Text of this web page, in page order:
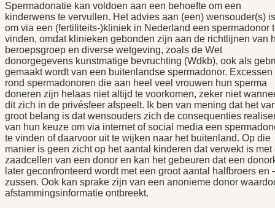
Spermadonatie kan voldoen aan een behoefte om een
kinderwens te vervullen. Het advies aan (een) wensouder(s) is
om via een (fertiliteits-)kliniek in Nederland een spermadonor
vinden, omdat klinieken gebonden zijn aan de richtlijnen van
beroepsgroep en diverse wetgeving, zoals de Wet
donorgegevens kunstmatige bevruchting (Wdkb), ook als
gemaakt wordt van een buitenlandse spermadonor. Excessen
rond spermadonoren die aan heel veel vrouwen hun sperma
doneren zijn helaas niet altijd te voorkomen, zeker niet
dit zich in de privésfeer afspeelt. Ik ben van mening dat het
groot belang is dat wensouders zich de consequenties
van hun keuze om via internet of social media een
te vinden of daarvoor uit te wijken naar het buitenland. Op die
manier is geen zicht op het aantal kinderen dat verwekt is met
zaadcellen van een donor en kan het gebeuren dat een
later geconfronteerd wordt met een groot aantal halfbroers en
zussen. Ook kan sprake zijn van een anonieme donor
afstammingsinformatie ontbreekt.